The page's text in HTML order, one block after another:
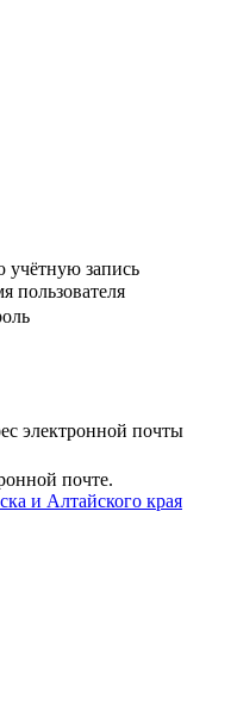
учётную запись
пользователя
электронной почты
почте.
и Алтайского края